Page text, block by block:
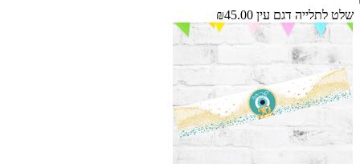
שלט לתלייה דגם עין ₪45.00